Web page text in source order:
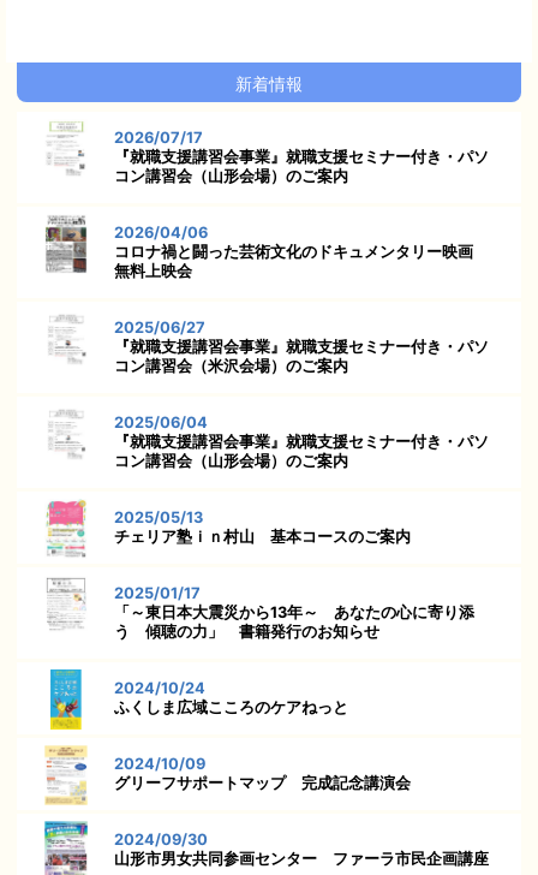
新着情報
2026/07/17
『就職支援講習会事業』就職支援セミナー付き・パソ
コン講習会（山形会場）のご案内
2026/04/06
コロナ禍と闘った芸術文化のドキュメンタリー映画
無料上映会
2025/06/27
『就職支援講習会事業』就職支援セミナー付き・パソ
コン講習会（米沢会場）のご案内
2025/06/04
『就職支援講習会事業』就職支援セミナー付き・パソ
コン講習会（山形会場）のご案内
2025/05/13
チェリア塾ｉｎ村山 基本コースのご案内
2025/01/17
「～東日本大震災から13年～ あなたの心に寄り添
う 傾聴の力」 書籍発行のお知らせ
2024/10/24
ふくしま広域こころのケアねっと
2024/10/09
グリーフサポートマップ 完成記念講演会
2024/09/30
山形市男女共同参画センター ファーラ市民企画講座